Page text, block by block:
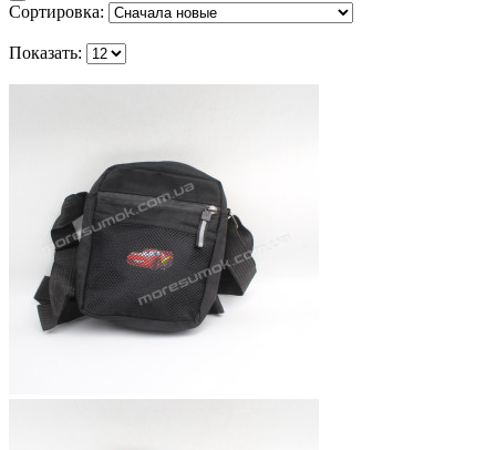
Сортировка:
Показать: